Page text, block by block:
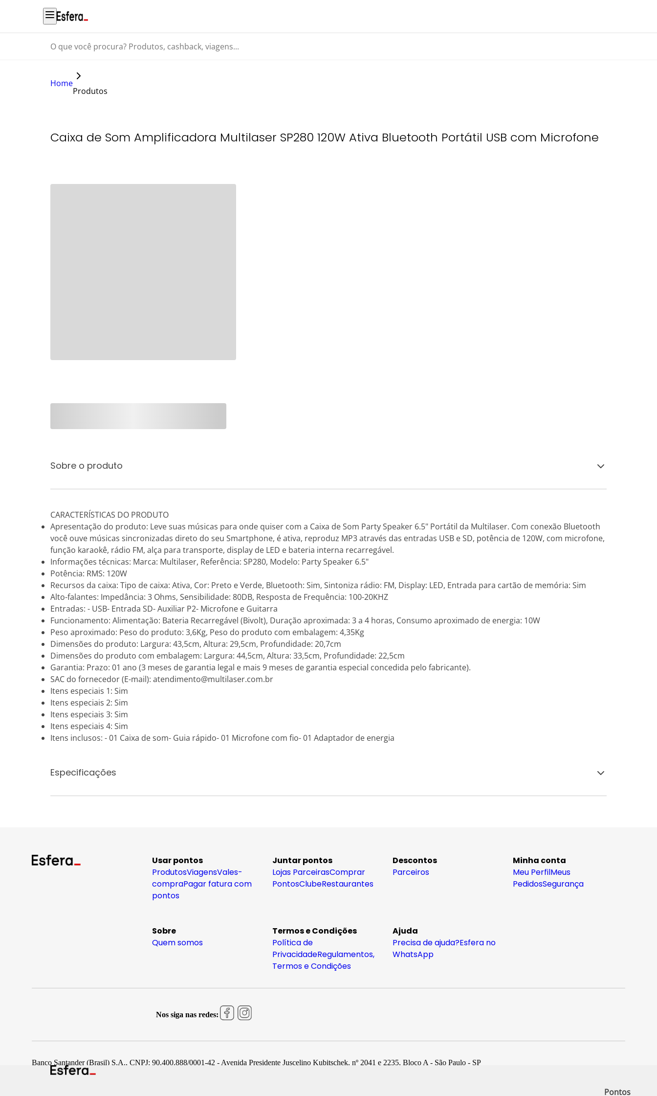
Pontos
O que você procura? Produtos, cashback, viagens...
Home
Produtos
Caixa de Som Amplificadora Multilaser SP280 120W Ativa Bluetooth Portátil USB com Microfone
Sobre o produto
CARACTERÍSTICAS DO PRODUTO
Apresentação do produto: Leve suas músicas para onde quiser com a Caixa de Som Party Speaker 6.5" Portátil da Multilaser. Com conexão Bluetooth
você ouve músicas sincronizadas direto do seu Smartphone, é ativa, reproduz MP3 através das entradas USB e SD, potência de 120W, com microfone,
função karaokê, rádio FM, alça para transporte, display de LED e bateria interna recarregável.
Informações técnicas: Marca: Multilaser, Referência: SP280, Modelo: Party Speaker 6.5"
Potência: RMS: 120W
Recursos da caixa: Tipo de caixa: Ativa, Cor: Preto e Verde, Bluetooth: Sim, Sintoniza rádio: FM, Display: LED, Entrada para cartão de memória: Sim
Alto-falantes: Impedância: 3 Ohms, Sensibilidade: 80DB, Resposta de Frequência: 100-20KHZ
Entradas: - USB- Entrada SD- Auxiliar P2- Microfone e Guitarra
Funcionamento: Alimentação: Bateria Recarregável (Bivolt), Duração aproximada: 3 a 4 horas, Consumo aproximado de energia: 10W
Peso aproximado: Peso do produto: 3,6Kg, Peso do produto com embalagem: 4,35Kg
Dimensões do produto: Largura: 43,5cm, Altura: 29,5cm, Profundidade: 20,7cm
Dimensões do produto com embalagem: Largura: 44,5cm, Altura: 33,5cm, Profundidade: 22,5cm
Garantia: Prazo: 01 ano (3 meses de garantia legal e mais 9 meses de garantia especial concedida pelo fabricante).
SAC do fornecedor (E-mail): atendimento@multilaser.com.br
Itens especiais 1: Sim
Itens especiais 2: Sim
Itens especiais 3: Sim
Itens especiais 4: Sim
Itens inclusos: - 01 Caixa de som- Guia rápido- 01 Microfone com fio- 01 Adaptador de energia
Especificações
Usar pontos
ProdutosViagensVales-
compraPagar fatura com
pontos
Juntar pontos
Lojas ParceirasComprar
PontosClubeRestaurantes
Descontos
Parceiros
Minha conta
Meu PerfilMeus
PedidosSegurança
Sobre
Quem somos
Termos e Condições
Política de
PrivacidadeRegulamentos,
Termos e Condições
Ajuda
Precisa de ajuda?Esfera no
WhatsApp
Nos siga nas redes:
Banco Santander (Brasil) S.A., CNPJ: 90.400.888/0001-42 - Avenida Presidente Juscelino Kubitschek, nº 2041 e 2235, Bloco A - São Paulo - SP